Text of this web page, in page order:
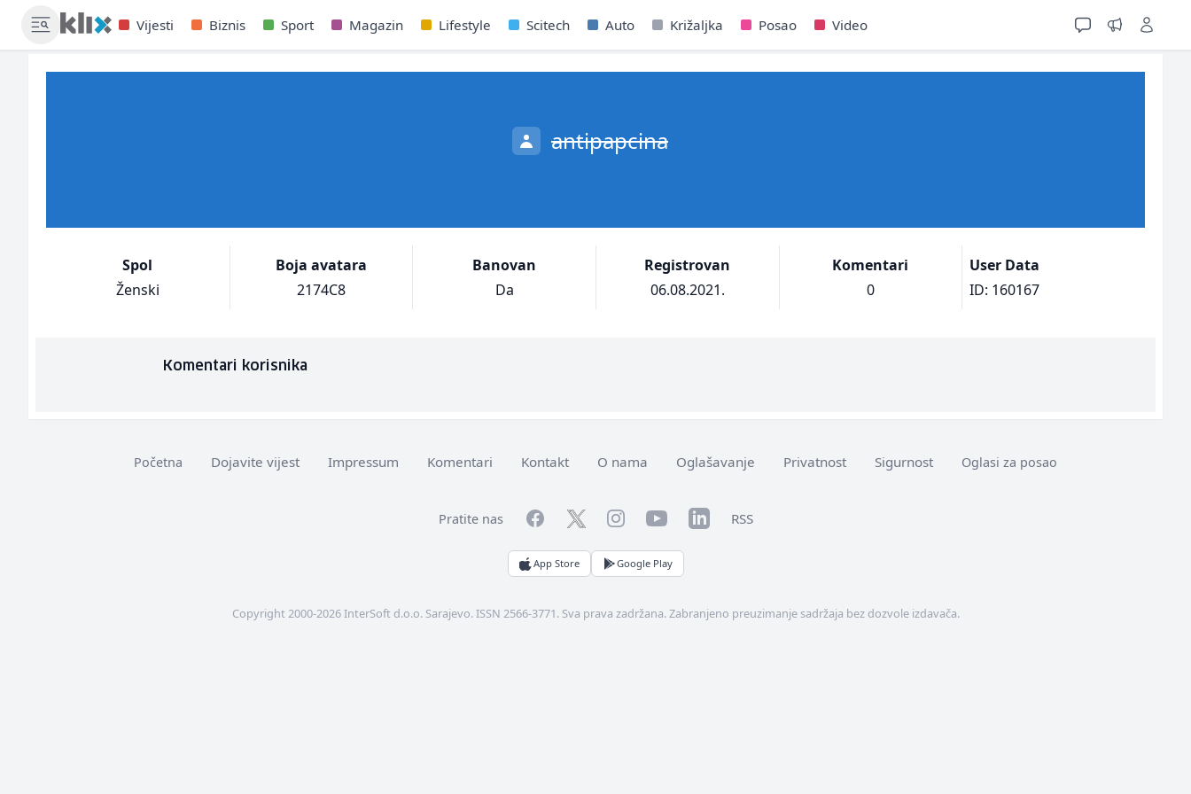
Vijesti Biznis Sport Magazin Lifestyle Scitech Auto Križaljka Posao Video
antipapcina
Spol
Ženski
Boja avatara
2174C8
Banovan
Da
Registrovan
06.08.2021.
Komentari
0
User Data
ID: 160167
Komentari korisnika
Početna Dojavite vijest Impressum Komentari Kontakt O nama Oglašavanje Privatnost Sigurnost Oglasi za posao
Pratite nas FacebookTwitterInstagramYouTubeLinkedInRSS
App Store Google Play
Copyright 2000-2026 InterSoft d.o.o. Sarajevo. ISSN 2566-3771. Sva prava zadržana. Zabranjeno preuzimanje sadržaja bez dozvole izdavača.